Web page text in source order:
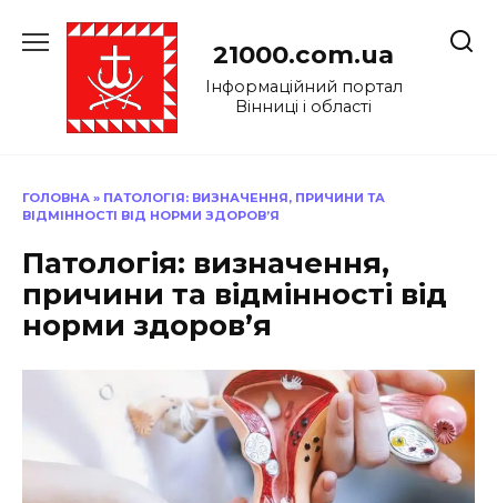
до
21000.com.ua
Інформаційний портал
Вінниці і області
ГОЛОВНА » ПАТОЛОГІЯ: ВИЗНАЧЕННЯ, ПРИЧИНИ ТА
ВІДМІННОСТІ ВІД НОРМИ ЗДОРОВ’Я
Патологія: визначення,
причини та відмінності від
норми здоров’я